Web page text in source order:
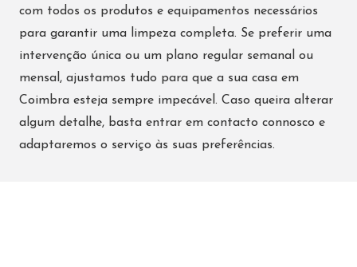
com todos os produtos e equipamentos necessários
para garantir uma limpeza completa. Se preferir uma
intervenção única ou um plano regular semanal ou
mensal, ajustamos tudo para que a sua casa em
Coimbra esteja sempre impecável. Caso queira alterar
algum detalhe, basta entrar em contacto connosco e
adaptaremos o serviço às suas preferências.